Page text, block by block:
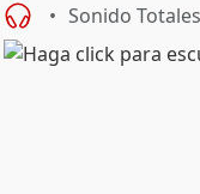
Sonido Totales